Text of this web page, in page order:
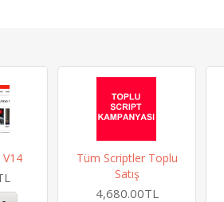
Tüm Scriptler Toplu
Satış
4,680.00TL